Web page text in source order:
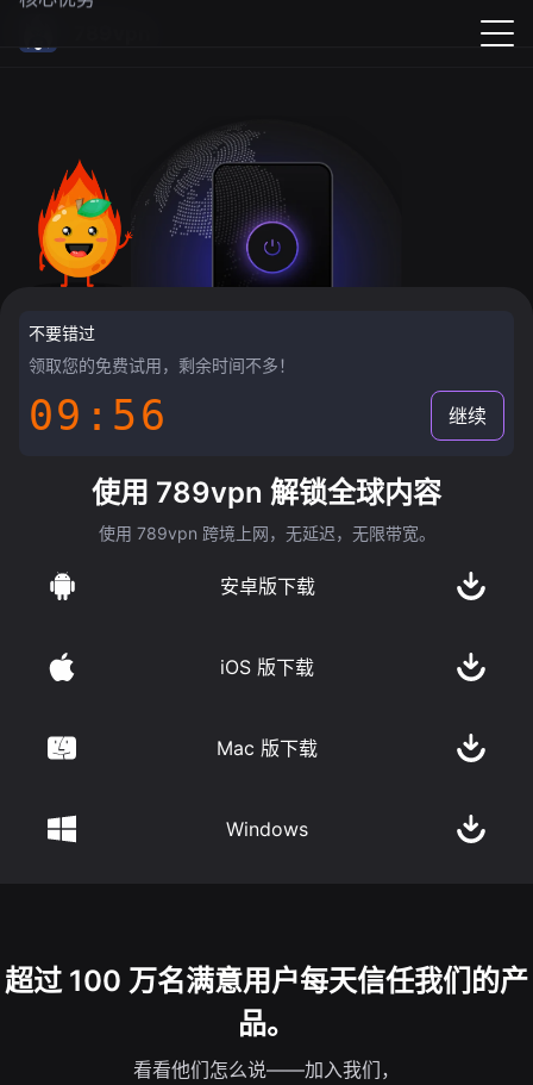
不要错过
领取您的免费试用，剩余时间不多！
09:55 继续
使用 789vpn 解锁全球内容
使用 789vpn 跨境上网，无延迟，无限带宽。
安卓版下载
iOS 版下载
Mac 版下载
Windows
超过 100 万名满意用户每天信任我们的产
品。
看看他们怎么说——加入我们，